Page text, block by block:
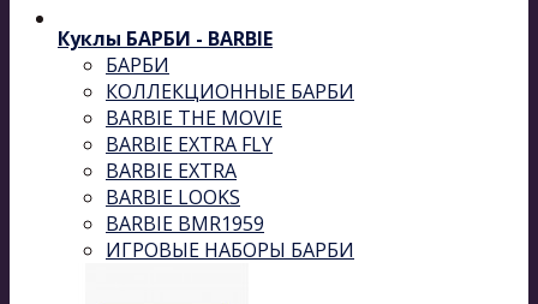
Куклы БАРБИ - BARBIE
БАРБИ
КОЛЛЕКЦИОННЫЕ БАРБИ
BARBIE THE MOVIE
BARBIE EXTRA FLY
BARBIE EXTRA
BARBIE LOOKS
BARBIE BMR1959
ИГРОВЫЕ НАБОРЫ БАРБИ